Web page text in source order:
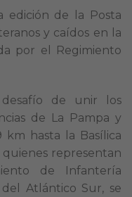
edición de la Posta
y caídos en la
por el Regimiento
de unir los
de La Pampa y
km hasta la Basílica
quienes representan
de Infantería
Atlántico Sur, se